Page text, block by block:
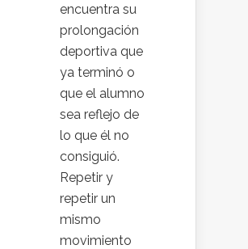
encuentra su
prolongación
deportiva que
ya terminó o
que el alumno
sea reflejo de
lo que él no
consiguió.
Repetir y
repetir un
mismo
movimiento